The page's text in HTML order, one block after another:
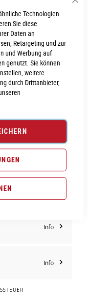
Technologien.
Sie diese
Daten an
Retargeting und zur
und Werbung auf
genutzt. Sie können
weitere
durch Drittanbieter,
S
Info
Info